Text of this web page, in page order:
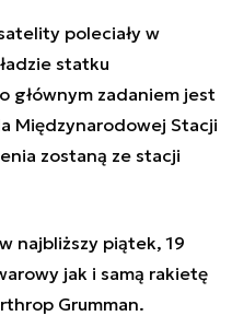
poleciały w
statku
głównym zadaniem jest
Międzynarodowej Stacji
zostaną ze stacji
najbliższy piątek, 19
jak i samą rakietę
Grumman.